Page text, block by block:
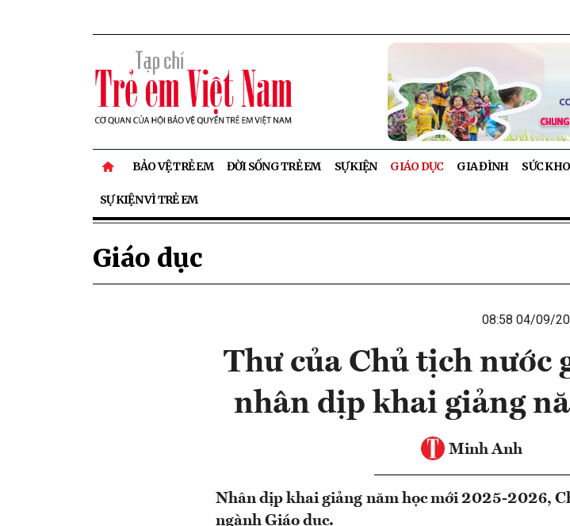
BẢO VỆ TRẺ EM ĐỜI SỐNG TRẺ EM SỰ KIỆN GIÁO DỤC GIA ĐÌNH SỨC
SỰ KIỆN VÌ TRẺ EM
Giáo dục
08:58 04/09/
Thư của Chủ tịch nước
nhân dịp khai giảng
Minh Anh
Nhân dịp khai giảng năm học mới 2025-2026,
ngành Giáo dục.